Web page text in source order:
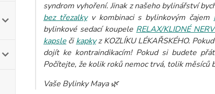
syndrom vyhoření. Jinak z našeho bylinářství
bez třezalkyv kombinaci s bylinkovým čajem
bylinkové sedací koupele RELAX/KLIDNÉ
kapslečikapkyz KOZLÍKU LÉKAŘSKÉHO.
dojít ke kontraindikacím! Pokud si budete
Počítejte, že kolik roků nemoc trvá, tolik měsíců
Vaše Bylinky Maya 🌿